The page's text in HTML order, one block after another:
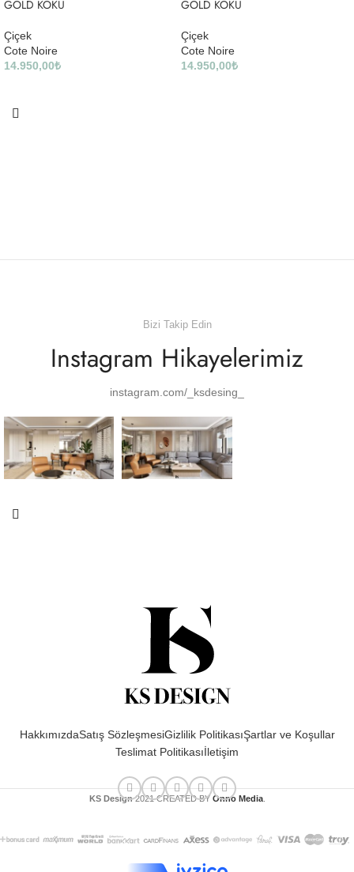
GOLD KOKU
Çiçek
Cote Noire
14.950,00₺
GOLD KOKU
Çiçek
Cote Noire
14.950,00₺
Bizi Takip Edin
Instagram Hikayelerimiz
instagram.com/_ksdesing_
HakkımızdaSatış SözleşmesiGizlilik PolitikasıŞartlar ve Koşullar
Teslimat Politikasıİletişim
KS Design 2021 CREATED BY Onno Media.